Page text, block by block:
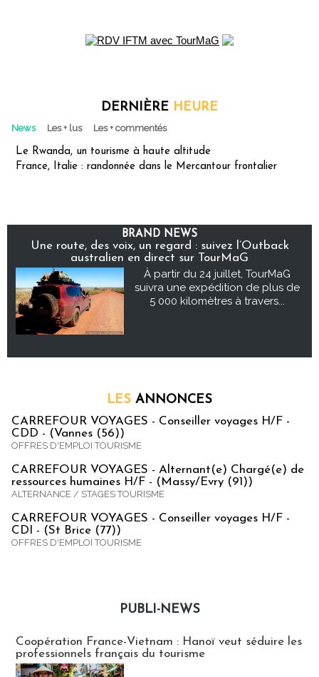
DERNIÈRE HEURE
News Les + lus Les + commentés
Le Rwanda, un tourisme à haute altitude
France, Italie : randonnée dans le Mercantour frontalier
BRAND NEWS
Une route, des voix, un regard : suivez l’Outback
australien en direct sur TourMaG
À partir du 24 juillet, TourMaG
suivra une expédition de plus de
5 000 kilomètres à travers...
LES ANNONCES
CARREFOUR VOYAGES - Conseiller voyages H/F -
CDD - (Vannes (56))
OFFRES D'EMPLOI TOURISME
CARREFOUR VOYAGES - Alternant(e) Chargé(e) de
ressources humaines H/F - (Massy/Evry (91))
ALTERNANCE / STAGES TOURISME
CARREFOUR VOYAGES - Conseiller voyages H/F -
CDI - (St Brice (77))
OFFRES D'EMPLOI TOURISME
PUBLI-NEWS
Coopération France-Vietnam : Hanoï veut séduire les
professionnels français du tourisme